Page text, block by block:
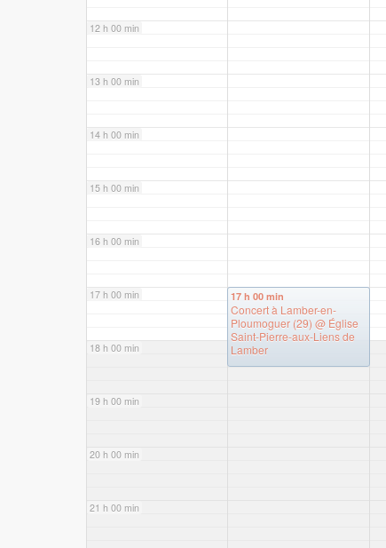
12 h 00 min
13 h 00 min
14 h 00 min
15 h 00 min
16 h 00 min
17 h 00 min
18 h 00 min
19 h 00 min
20 h 00 min
21 h 00 min
17 h 00 min
Concert à Lamber-en-
Ploumoguer (29) @ Église
Saint-Pierre-aux-Liens de
Lamber